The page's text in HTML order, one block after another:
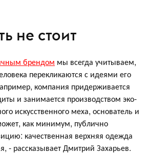
не стоит
брендом мы всегда учитываем,
перекликаются с идеями его
компания придерживается
и занимается производством эко-
искусственного меха, основатель и
как минимум, публично
качественная верхняя одежда
- рассказывает Дмитрий Захарьев.